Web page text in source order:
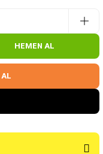
HEMEN AL